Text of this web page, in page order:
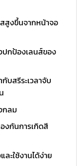
สูงขึ้นจากหน้าจอ
กป้องเลนส์ของ
บสรีระเวลาจับ
กลม
งกันการเกิดสี
ะใช้งานได้ง่าย